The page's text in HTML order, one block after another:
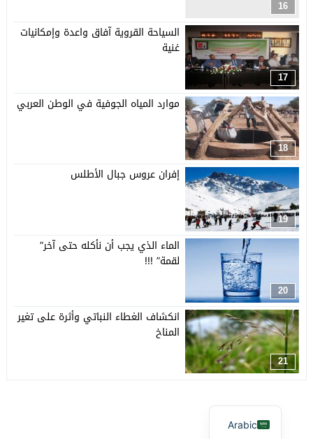
16
17
السياحة القروية آفاق واعدة وإمكانيات
غنية
18
موارد المياه الجوفية في الوطن العربي
19
إفران عروس جبال الأطلس
20
الماء الذي يجب أن نأكله حتى آخر”
لقمة” !!!
21
انكشاف الغطاء النباتي وأثرة على تغير
المناخ
Arabic